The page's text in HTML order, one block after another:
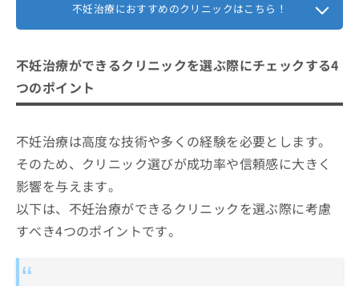
不妊治療におすすめのクリニックはこちら！
不妊治療ができるクリニックを選ぶ際にチェックする4
つのポイント
不妊治療は高度な技術や多くの経験を必要とします。
そのため、クリニック選びが成功率や信頼感に大きく
影響を与えます。
以下は、不妊治療ができるクリニックを選ぶ際に考慮
すべき4つのポイントです。